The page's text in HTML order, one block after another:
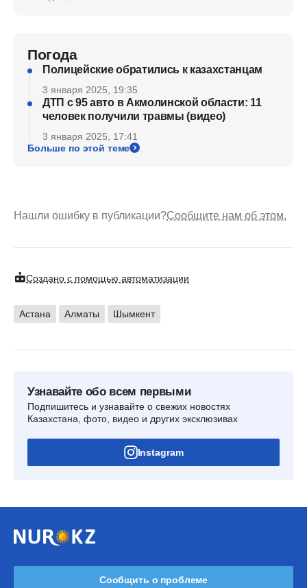
Погода
Полицейские обратились к казахстанцам
3 января 2025, 19:35
ДТП с 95 авто в Акмолинской области: 11
человек получили травмы (видео)
3 января 2025, 17:41
Больше по этой теме
Нашли ошибку в публикации?Сообщите нам об этом.
Создано с помощью автоматизации
Астана Алматы Шымкент
Узнавайте обо всем первыми
Подпишитесь и узнавайте о свежих новостях
Казахстана, фото, видео и других эксклюзивах
Instagram
Сообщить о проблеме